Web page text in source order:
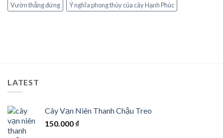
Vườn thẳng đứng
Ý nghĩa phong thủy của cây Hạnh Phúc
LATEST
Cây Vạn Niên Thanh Chậu Treo
150.000 ₫